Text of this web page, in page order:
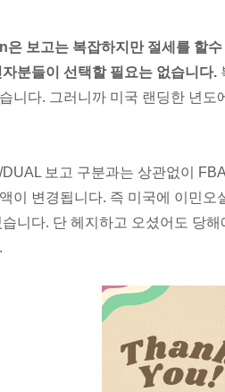
보고는 복잡하지만 절세를 할
분들이 선택할 필요는 없습니다.
니다. 그러니까 미국 랜딩한 년
보고 구분과는 상관없이
이 변경됩니다. 즉 미국에 이민
니다. 단 헤지하고 오셨어도 당